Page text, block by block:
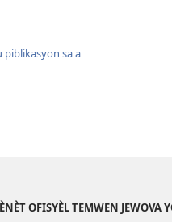
sa a
OFISYÈL TEMWEN JEWOVA